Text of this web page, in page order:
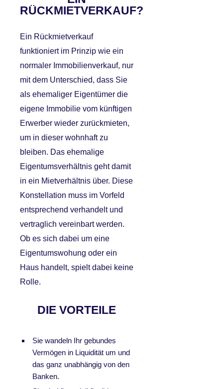
RÜCKMIETVERKAUF?
Ein Rückmietverkauf
funktioniert im Prinzip wie ein
normaler Immobilienverkauf, nur
mit dem Unterschied, dass Sie
als ehemaliger Eigentümer die
eigene Immobilie vom künftigen
Erwerber wieder zurückmieten,
um in dieser wohnhaft zu
bleiben. Das ehemalige
Eigentumsverhältnis geht damit
in ein Mietverhältnis über. Diese
Konstellation muss im Vorfeld
entsprechend verhandelt und
vertraglich vereinbart werden.
Ob es sich dabei um eine
Eigentumswohung oder ein
Haus handelt, spielt dabei keine
Rolle.
DIE VORTEILE
Sie wandeln Ihr gebundes
Vermögen in Liquidität um und
das ganz unabhängig von den
Banken.